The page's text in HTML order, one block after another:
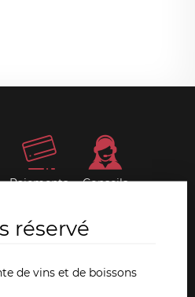
Paiements
Conseils
est un passionné et
réservé
de vins et de boissons